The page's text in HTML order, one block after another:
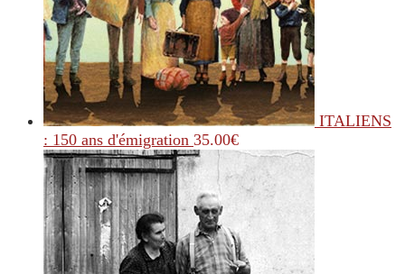
ITALIENS
: 150 ans d'émigration 35.00€